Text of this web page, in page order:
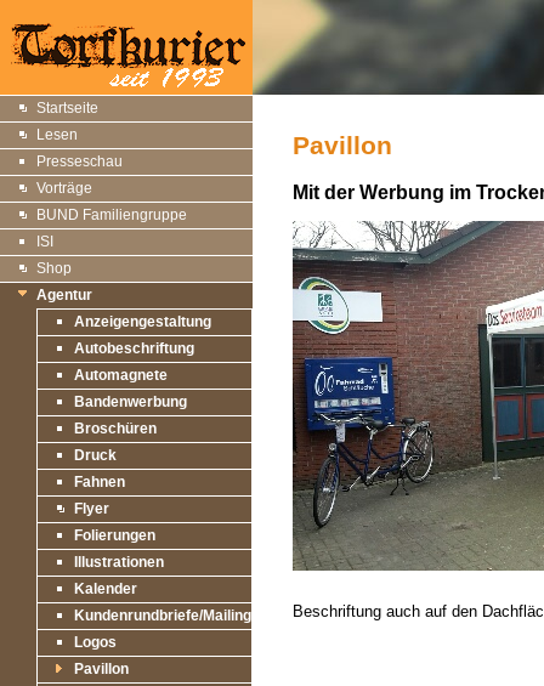
Startseite
Lesen
Presseschau
Vorträge
BUND Familiengruppe
ISI
Shop
Agentur
Anzeigengestaltung
Autobeschriftung
Automagnete
Bandenwerbung
Broschüren
Druck
Fahnen
Flyer
Folierungen
Illustrationen
Kalender
Kundenrundbriefe/Mailings
Logos
Pavillon
Pavillon
Mit der Werbung im
Beschriftung auch auf den